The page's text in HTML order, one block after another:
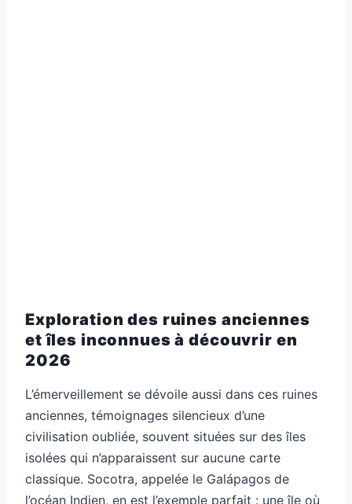
Exploration des ruines anciennes
et îles inconnues à découvrir en
2026
L’émerveillement se dévoile aussi dans ces ruines
anciennes, témoignages silencieux d’une
civilisation oubliée, souvent situées sur des îles
isolées qui n’apparaissent sur aucune carte
classique. Socotra, appelée le Galápagos de
l’océan Indien, en est l’exemple parfait : une île où